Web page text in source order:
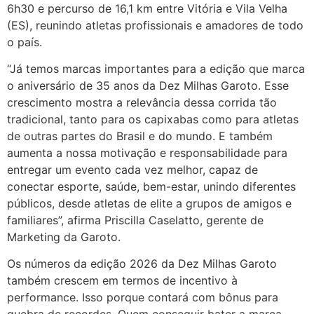
6h30 e percurso de 16,1 km entre Vitória e Vila Velha
(ES), reunindo atletas profissionais e amadores de todo
o país.
“Já temos marcas importantes para a edição que marca
o aniversário de 35 anos da Dez Milhas Garoto. Esse
crescimento mostra a relevância dessa corrida tão
tradicional, tanto para os capixabas como para atletas
de outras partes do Brasil e do mundo. E também
aumenta a nossa motivação e responsabilidade para
entregar um evento cada vez melhor, capaz de
conectar esporte, saúde, bem-estar, unindo diferentes
públicos, desde atletas de elite a grupos de amigos e
familiares”, afirma Priscilla Caselatto, gerente de
Marketing da Garoto.
Os números da edição 2026 da Dez Milhas Garoto
também crescem em termos de incentivo à
performance. Isso porque contará com bônus para